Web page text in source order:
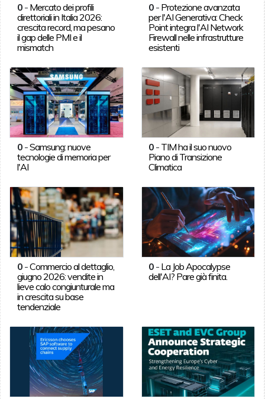
0- Mercato dei profili
direttoriali in Italia 2026:
crescita record, ma pesano
il gap delle PMI e il
mismatch
0 - Protezione avanzata
per l'AI Generativa: Check
Point integra l'AI Network
Firewall nelle infrastrutture
esistenti
0-Samsung: nuove
tecnologie di memoria per
l'AI
0 - TIM ha il suo nuovo
Piano di Transizione
Climatica
0-Commercio al dettaglio,
giugno 2026: vendite in
lieve calo congiunturale ma
in crescita su base
tendenziale
0 - La Job Apocalypse
dell'AI? Pare già finita.